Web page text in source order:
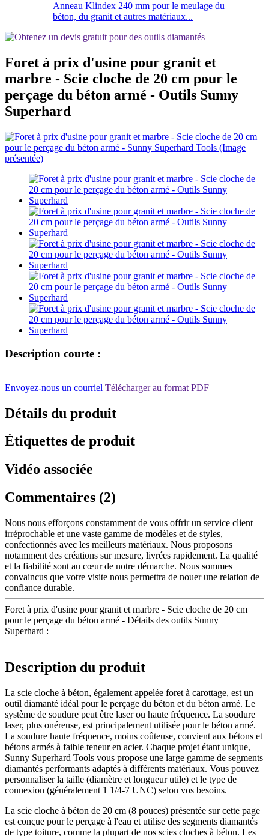
Anneau Klindex 240 mm pour le meulage du
béton, du granit et autres matériaux...
Foret à prix d'usine pour granit et
marbre - Scie cloche de 20 cm pour le
perçage du béton armé - Outils Sunny
Superhard
Description courte :
Envoyez-nous un courriel Télécharger au format PDF
Détails du produit
Étiquettes de produit
Vidéo associée
Commentaires (2)
Nous nous efforçons constamment de vous offrir un service client
irréprochable et une vaste gamme de modèles et de styles,
confectionnés avec les meilleurs matériaux. Nous proposons
notamment des créations sur mesure, livrées rapidement. La qualité
et la fiabilité sont au cœur de notre démarche. Nous sommes
convaincus que votre visite nous permettra de nouer une relation de
confiance durable.
Foret à prix d'usine pour granit et marbre - Scie cloche de 20 cm
pour le perçage du béton armé - Détails des outils Sunny
Superhard :
Description du produit
La scie cloche à béton, également appelée foret à carottage, est un
outil diamanté idéal pour le perçage du béton et du béton armé. Le
système de soudure peut être laser ou haute fréquence. La soudure
laser, plus onéreuse, est principalement utilisée pour le béton armé.
La soudure haute fréquence, moins coûteuse, convient aux bétons et
bétons armés à faible teneur en acier. Chaque projet étant unique,
Sunny Superhard Tools vous propose une large gamme de segments
diamantés performants adaptés à différents matériaux. Vous pouvez
personnaliser la taille (diamètre et longueur utile) et le type de
connexion (généralement 1 1/4-7 UNC) selon vos besoins.
La scie cloche à béton de 20 cm (8 pouces) présentée sur cette page
est conçue pour le perçage à l'eau et utilise des segments diamantés
de type toiture, comme la plupart de nos scies cloches à béton. Les